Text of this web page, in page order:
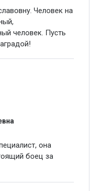
Человек на
человек. Пусть
она
боец за